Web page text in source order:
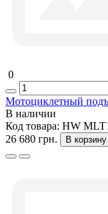
0
Мотоциклетный
В наличии
Код товара: HW
26 680 грн.
В корзину